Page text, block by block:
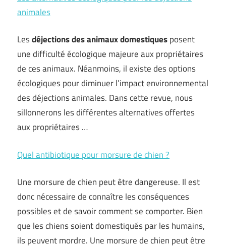
animales
Lesdéjections des animaux domestiquesposent
une difficulté écologique majeure aux propriétaires
de ces animaux. Néanmoins, il existe des options
écologiques pour diminuer l’impact environnemental
des déjections animales. Dans cette revue, nous
sillonnerons les différentes alternatives offertes
aux propriétaires …
Quel antibiotique pour morsure de chien ?
Une morsure de chien peut être dangereuse. Il est
donc nécessaire de connaître les conséquences
possibles et de savoir comment se comporter. Bien
que les chiens soient domestiqués par les humains,
ils peuvent mordre. Une morsure de chien peut être